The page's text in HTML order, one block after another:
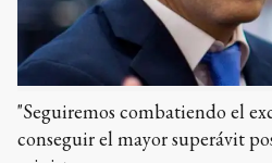
"Seguiremos combatiendo el
conseguir el mayor superávit